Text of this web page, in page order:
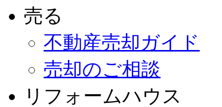
売る
不動産売却ガイド
売却のご相談
リフォームハウス